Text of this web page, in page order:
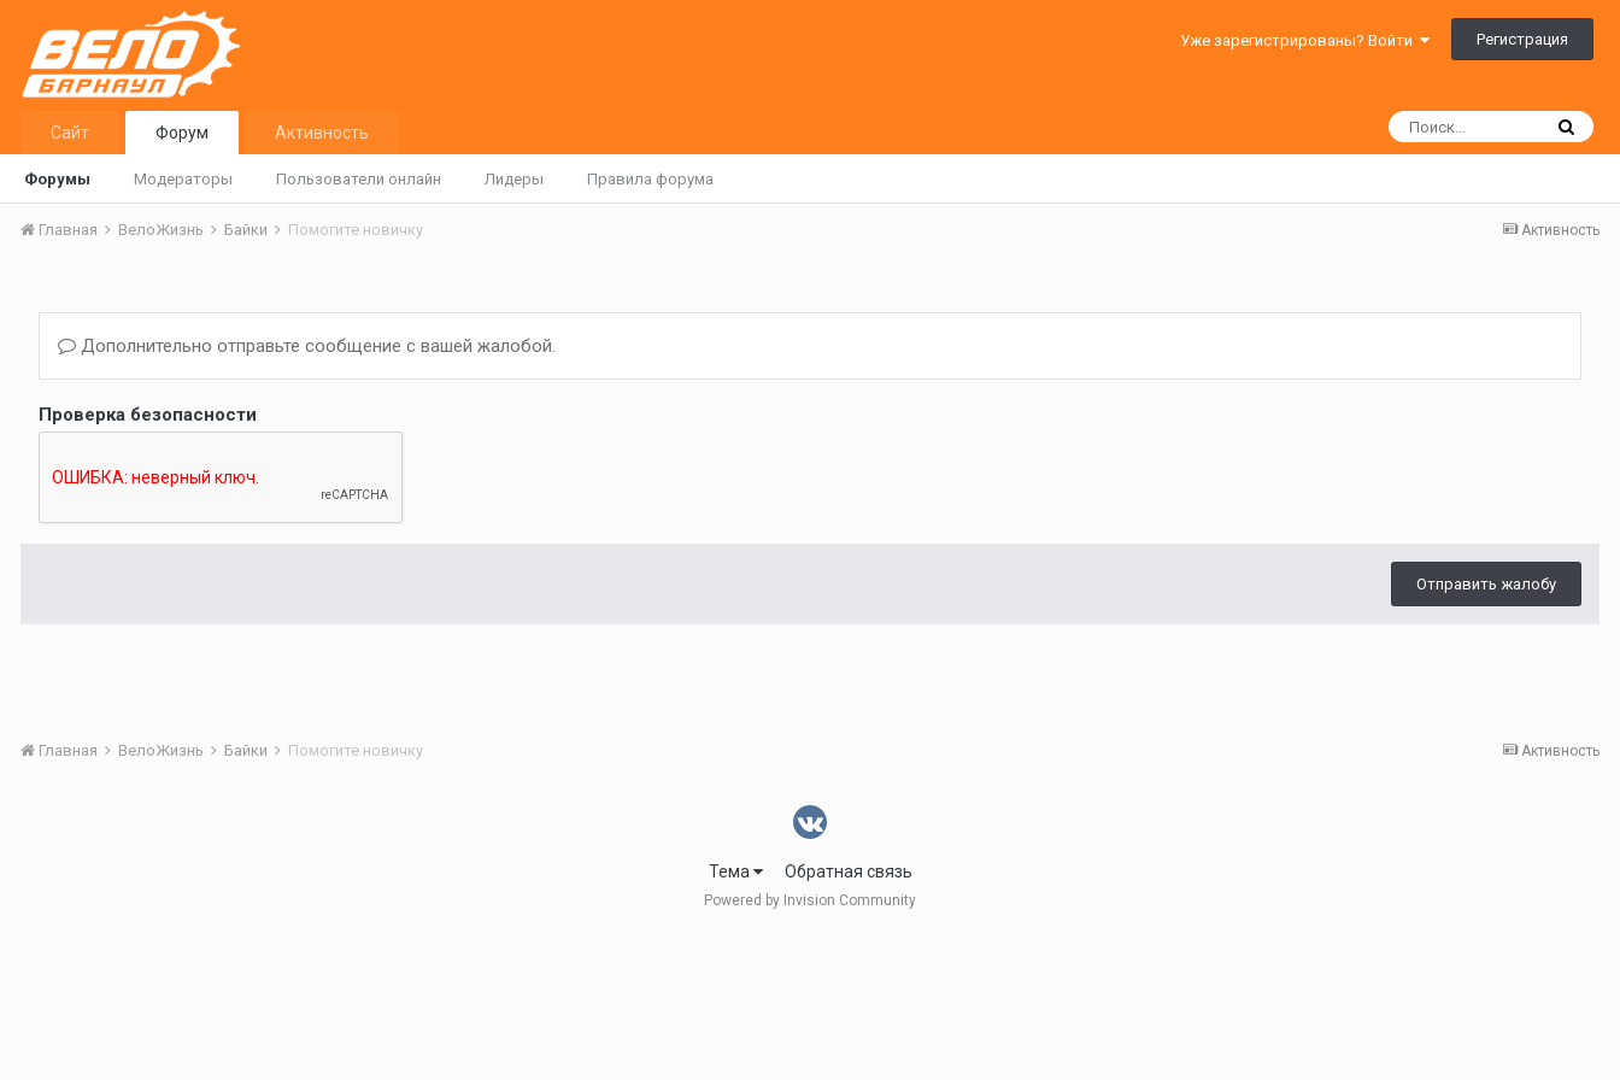
Уже зарегистрированы? Войти Регистрация
Сайт Форум
Форумы Модераторы Пользователи онлайн Лидеры Правила форума
Активность
Активность
Главная ВелоЖизнь Байки Помогите новичку
Дополнительно отправьте сообщение с вашей жалобой.
Проверка безопасности
Отправить жалобу
Активность
Главная ВелоЖизнь Байки Помогите новичку
Тема Обратная связь
Powered by Invision Community